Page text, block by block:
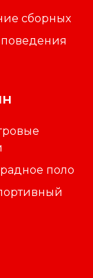
сборных
поло